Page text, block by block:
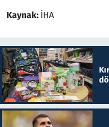
Kaynak: İHA